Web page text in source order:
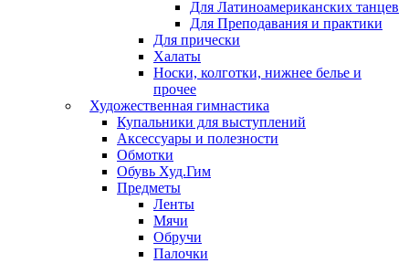
Для Латиноамериканских танцев
Для Преподавания и практики
Для прически
Халаты
Носки, колготки, нижнее белье и
прочее
Художественная гимнастика
Купальники для выступлений
Аксессуары и полезности
Обмотки
Обувь Худ.Гим
Предметы
Ленты
Мячи
Обручи
Палочки